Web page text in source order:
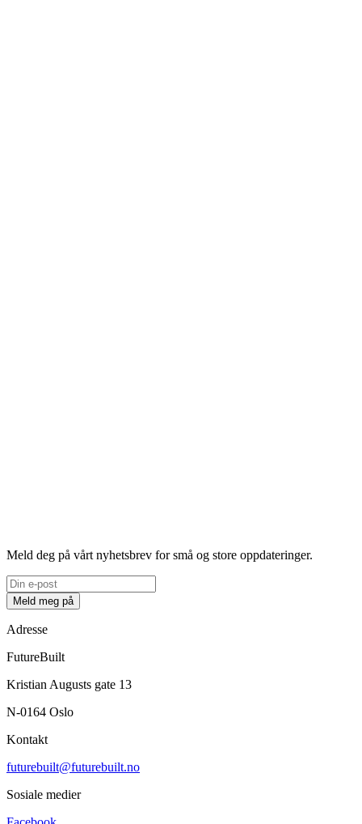
Meld deg på vårt nyhetsbrev for små og store oppdateringer.
Meld meg på
Adresse
FutureBuilt
Kristian Augusts gate 13
N-0164 Oslo
Kontakt
futurebuilt@futurebuilt.no
Sosiale medier